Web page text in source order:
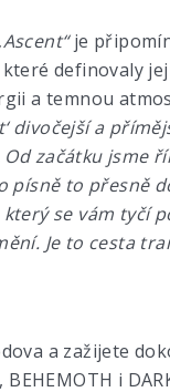
je
definovaly
a temnou
divočejší a
začátku jsme
písně to přesně
který se vám
Je to cesta
a zažijete
i